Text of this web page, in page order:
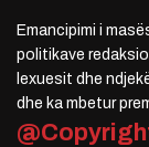
Emancipimi i
politikave
lexuesit dhe
dhe ka mbetur